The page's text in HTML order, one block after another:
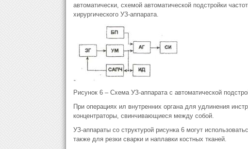
автоматически, схемой автоматической подстройки
хирургического УЗ-аппарата.
Рисунок 6 – Схема УЗ-аппарата с автоматической
При операциях ил внутренних органа для удлинения
концентраторы, свинчивающиеся между собой.
УЗ-аппараты со структурой рисунка 6 могут
также для резки сварки и наплавки костных тканей.